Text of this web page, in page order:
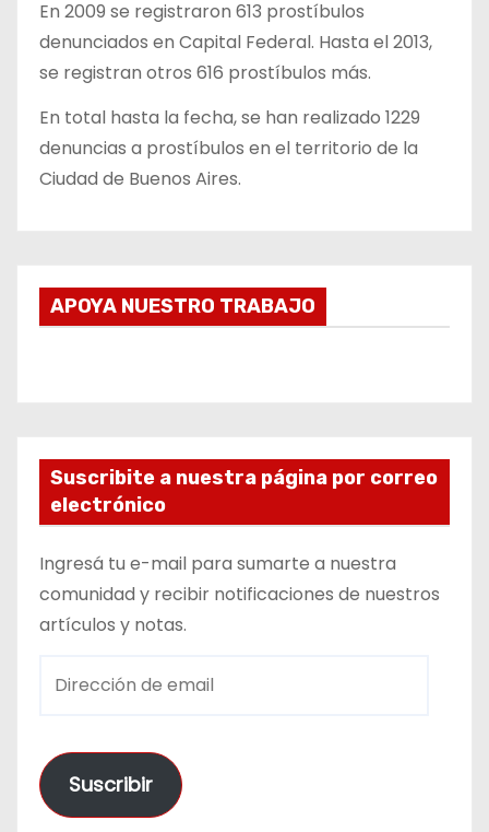
En 2009 se registraron 613 prostíbulos
denunciados en Capital Federal. Hasta el 2013,
se registran otros 616 prostíbulos más.
En total hasta la fecha, se han realizado 1229
denuncias a prostíbulos en el territorio de la
Ciudad de Buenos Aires.
APOYA NUESTRO TRABAJO
Suscribite a nuestra página por correo
electrónico
Ingresá tu e-mail para sumarte a nuestra
comunidad y recibir notificaciones de nuestros
artículos y notas.
e
c
Suscribir